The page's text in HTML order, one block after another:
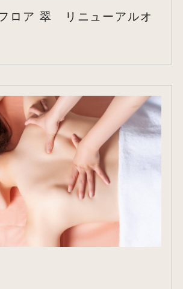
ロア 翠 リニューアルオ